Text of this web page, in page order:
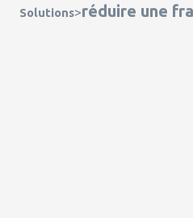
Solutions>réduire une